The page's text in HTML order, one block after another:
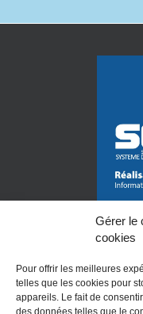
Gérer le
cookies
Pour offrir les meilleures
telles que les cookies pour
appareils. Le fait de
des données telles que le